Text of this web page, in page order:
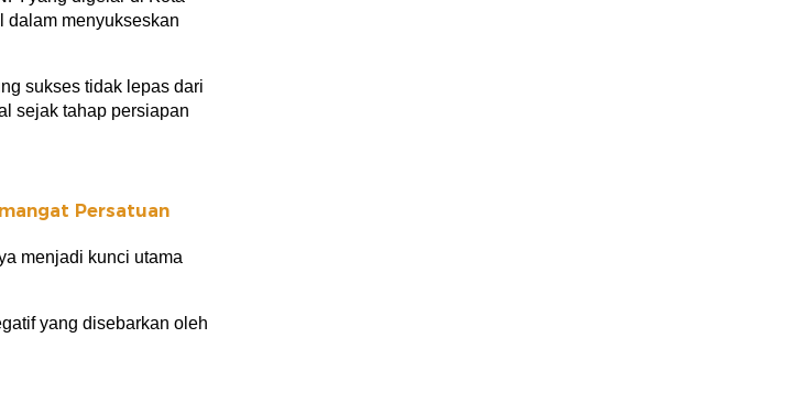
dalam menyukseskan
sukses tidak lepas dari
sejak tahap persiapan
Persatuan
menjadi kunci utama
yang disebarkan oleh